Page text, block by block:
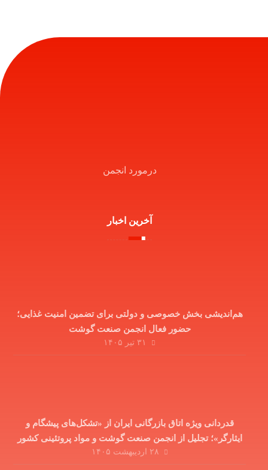
درمورد انجمن
آخرین اخبار
هم‌اندیشی بخش خصوصی و دولتی برای تضمین امنیت غذایی؛
حضور فعال انجمن صنعت گوشت
۳۱ تیر ۱۴۰۵
قدردانی ویژه اتاق بازرگانی ایران از «تشکل‌های پیشگام و
ایثارگر»؛ تجلیل از انجمن صنعت گوشت و مواد پروتئینی کشور
در دوران جنگ تحمیلی
۲۸ اردیبهشت ۱۴۰۵